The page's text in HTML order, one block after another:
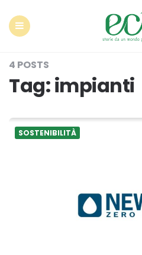
4 POSTS
Tag:impianti
SOSTENIBILITÀ